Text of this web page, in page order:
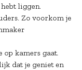
liggen.
Zo voorkom je
op kamers gaat.
dat je geniet en